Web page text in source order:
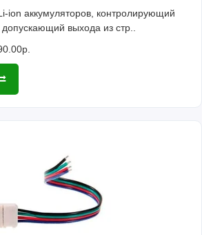
ion аккумуляторов, контролирующий
выхода из стр..